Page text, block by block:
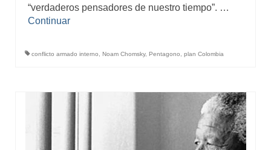
“verdaderos pensadores de nuestro tiempo”. …
Continuar
conflicto armado interno Noam Chomsky, Pentagono plan Colombia